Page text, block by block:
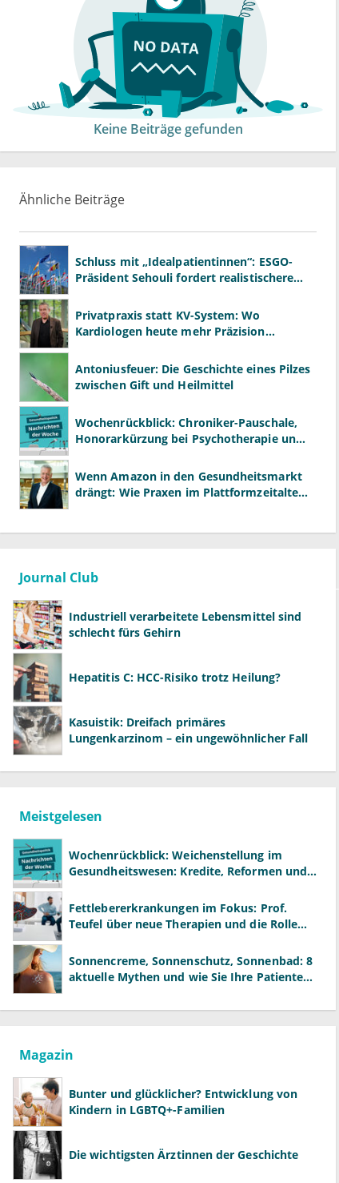
Keine Beiträge gefunden
Ähnliche Beiträge
Schluss mit „Idealpatientinnen“: ESGO-
Präsident Sehouli fordert realistischere
Privatpraxis statt KV-System: Wo
Kardiologen heute mehr Präzision
entstehen
Antoniusfeuer: Die Geschichte eines Pilzes
zwischen Gift und Heilmittel
Wochenrückblick: Chroniker-Pauschale,
Honorarkürzung bei Psychotherapie und
Wenn Amazon in den Gesundheitsmarkt
drängt: Wie Praxen im Plattformzeitalter
Journal Club
Industriell verarbeitete Lebensmittel sind
schlecht fürs Gehirn
Hepatitis C: HCC-Risiko trotz Heilung?
Kasuistik: Dreifach primäres
Lungenkarzinom – ein ungewöhnlicher Fall
Meistgelesen
Wochenrückblick: Weichenstellung im
Gesundheitswesen: Kredite, Reformen und
Fettlebererkrankungen im Fokus: Prof.
Teufel über neue Therapien und die Rolle
Sonnencreme, Sonnenschutz, Sonnenbad: 8
aktuelle Mythen und wie Sie Ihre Patienten
Magazin
Bunter und glücklicher? Entwicklung von
Kindern in LGBTQ+-Familien
Die wichtigsten Ärztinnen der Geschichte